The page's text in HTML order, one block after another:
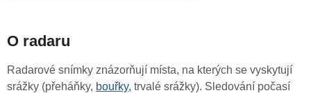
O radaru
Radarové snímky znázorňují místa, na kterých se vyskytují
srážky (přeháňky, bouřky, trvalé srážky). Sledování počasí